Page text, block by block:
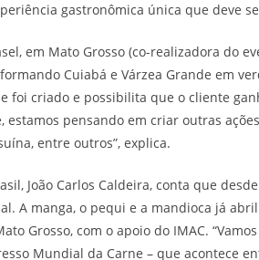
gastronômica única que deve
em Mato Grosso (co-realizadora do
Cuiabá e Várzea Grande em
foi criado e possibilita que o cliente
estamos pensando em criar outras
entre outros”, explica.
João Carlos Caldeira, conta que
A manga, o pequi e a mandioca já
Grosso, com o apoio do IMAC.
Mundial da Carne – que acontece